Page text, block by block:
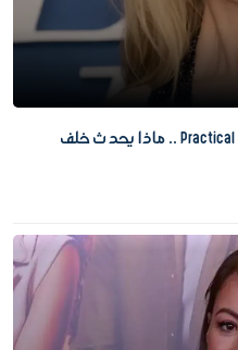
نيكول كيدمان تكشف أسرار Practical Magic 2 .. ماذا يحدث خلف